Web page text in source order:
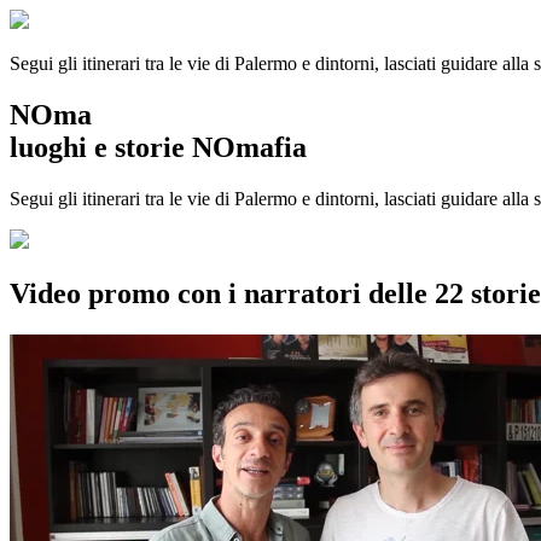
Segui gli itinerari tra le vie di Palermo e dintorni, lasciati guidare alla
NOma
luoghi e storie NOmafia
Segui gli itinerari tra le vie di Palermo e dintorni, lasciati guidare alla
Video promo con i narratori delle 22